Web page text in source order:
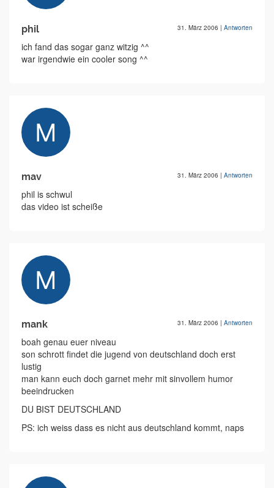
phil 31. März 2006 | Antworten
ich fand das sogar ganz witzig ^^
war irgendwie ein cooler song ^^
mav 31. März 2006 | Antworten
phil is schwul
das video ist scheiße
mank 31. März 2006 | Antworten
boah genau euer niveau
son schrott findet die jugend von deutschland doch erst
lustig
man kann euch doch garnet mehr mit sinvollem humor
beeindrucken
DU BIST DEUTSCHLAND
PS: ich weiss dass es nicht aus deutschland kommt, naps